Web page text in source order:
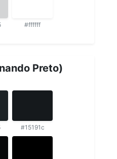
#ffffff
Preto)
#15191c